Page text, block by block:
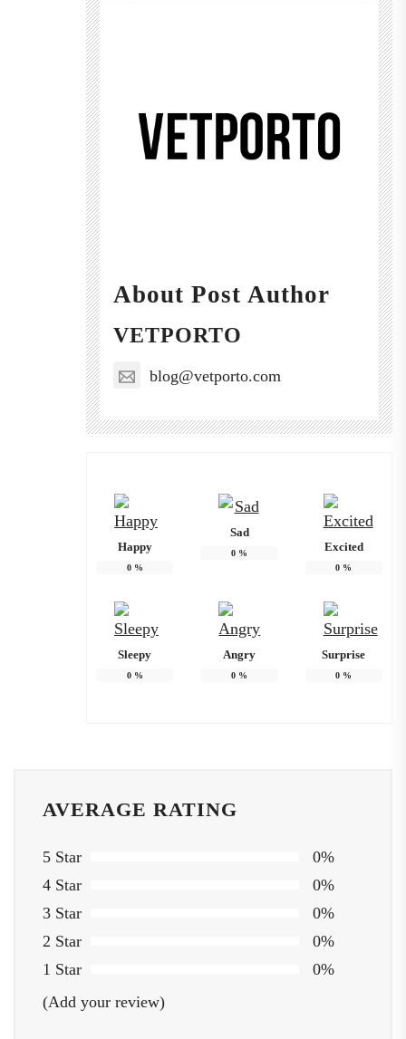
About Post Author
VETPORTO
blog@vetporto.com
Happy
0%
Sad
0 % Excited
0 %
Sleepy
0%
Angry
0 %
Surprise
0 %
AVERAGE RATING
5 Star
0%
4 Star
0%
3 Star
0%
2 Star
0%
1 Star
0%
(Add your review)